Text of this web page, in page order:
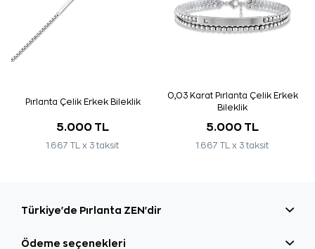
Pırlanta Çelik Erkek Bileklik
5.000 TL
1.667 TL x 3 taksit
0,03 Karat Pırlanta Çelik Erkek
Bileklik
5.000 TL
1.667 TL x 3 taksit
Türkiye'de Pırlanta ZEN'dir
Ödeme seçenekleri